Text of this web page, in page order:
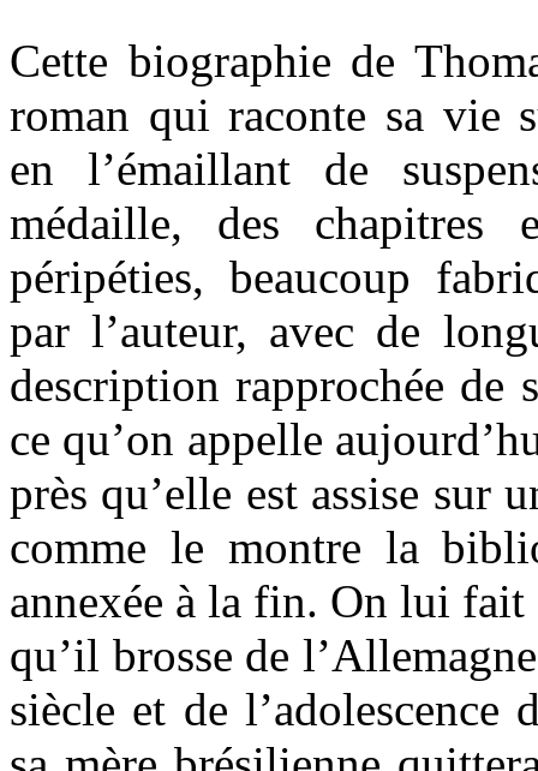
Cette biographie de
roman qui raconte sa vie
en l’émaillant de
médaille, des chapitres
péripéties, beaucoup
par l’auteur, avec de
description rapprochée de
ce qu’on appelle
près qu’elle est assise sur
comme le montre la
annexée à la fin. On lui
qu’il brosse de
siècle et de